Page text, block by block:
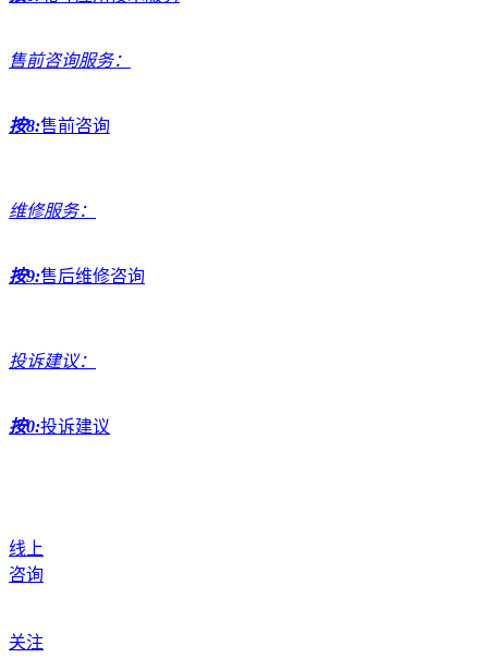
售前咨询服务：
按8:售前咨询
维修服务：
按9:售后维修咨询
投诉建议：
按0:投诉建议
线上
咨询
关注